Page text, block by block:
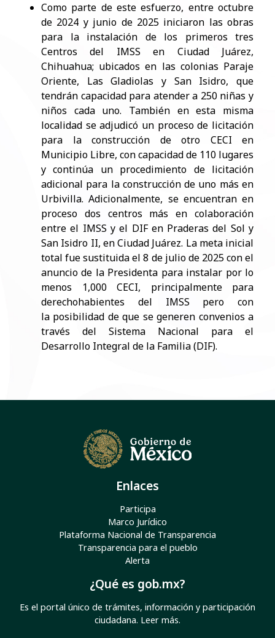
Como parte de este esfuerzo, entre octubre
de 2024 y junio de 2025 iniciaron las obras
para la instalación de los primeros tres
Centros del IMSS en Ciudad Juárez,
Chihuahua; ubicados en las colonias Paraje
Oriente, Las Gladiolas y San Isidro, que
tendrán capacidad para atender a 250 niñas y
niños cada uno. También en esta misma
localidad se adjudicó un proceso de licitación
para la construcción de otro CECI en
Municipio Libre, con capacidad de 110 lugares
y continúa un procedimiento de licitación
adicional para la construcción de uno más en
Urbivilla. Adicionalmente, se encuentran en
proceso dos centros más en colaboración
entre el IMSS y el DIF en Praderas del Sol y
San Isidro II, en Ciudad Juárez. La meta inicial
total fue sustituida el 8 de julio de 2025 con el
anuncio de la Presidenta para instalar por lo
menos 1,000 CECI, principalmente para
derechohabientes del IMSS pero con
la posibilidad de que se generen convenios a
través del Sistema Nacional para el
Desarrollo Integral de la Familia (DIF).
Enlaces
Participa
Marco Jurídico
Plataforma Nacional de Transparencia
Transparencia para el pueblo
Alerta
¿Qué es gob.mx?
Es el portal único de trámites, información y participación
ciudadana. Leer más.